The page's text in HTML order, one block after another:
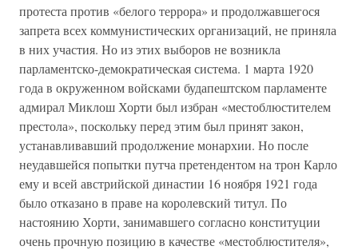
протеста против «белого террора» и продолжавшегося
запрета всех коммунистических организаций, не приняла
в них участия. Но из этих выборов не возникла
парламентско-демократическая система. 1 марта 1920
года в окруженном войсками будапештском парламенте
адмирал Миклош Хорти был избран «местоблюстителем
престола», поскольку перед этим был принят закон,
устанавливавший продолжение монархии. Но после
неудавшейся попытки путча претендентом на трон Карло
ему и всей австрийской династии 16 ноября 1921 года
было отказано в праве на королевский титул. По
настоянию Хорти, занимавшего согласно конституции
очень прочную позицию в качестве «местоблюстителя»,